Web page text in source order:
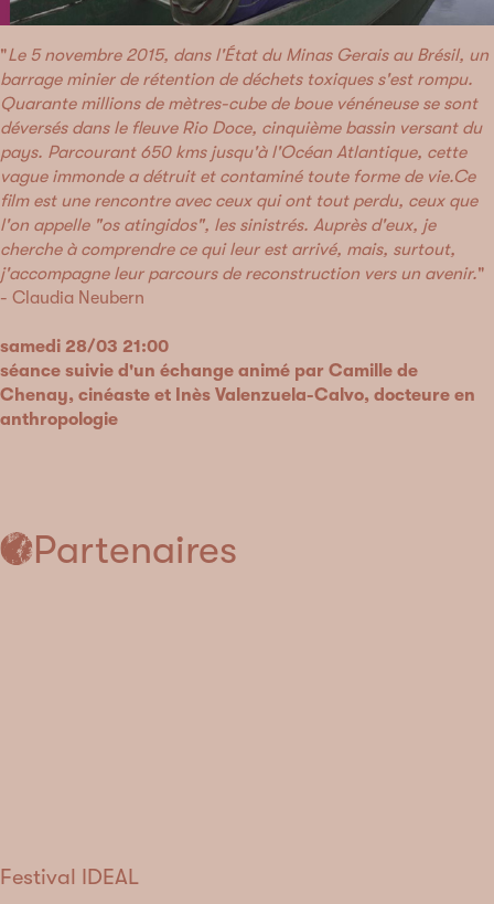
"Le 5 novembre 2015, dans l'État du Minas Gerais au Brésil, un
barrage minier de rétention de déchets toxiques s'est rompu.
Quarante millions de mètres-cube de boue vénéneuse se sont
déversés dans le fleuve Rio Doce, cinquième bassin versant du
pays. Parcourant 650 kms jusqu'à l'Océan Atlantique, cette
vague immonde a détruit et contaminé toute forme de vie.Ce
film est une rencontre avec ceux qui ont tout perdu, ceux que
l'on appelle "os atingidos", les sinistrés. Auprès d'eux, je
cherche à comprendre ce qui leur est arrivé, mais, surtout,
j'accompagne leur parcours de reconstruction vers un avenir."
- Claudia Neubern
samedi 28/03 21:00
séance suivie d'un échange animé par Camille de
Chenay, cinéaste et Inès Valenzuela-Calvo, docteure en
anthropologie
Partenaires
Festival IDEAL